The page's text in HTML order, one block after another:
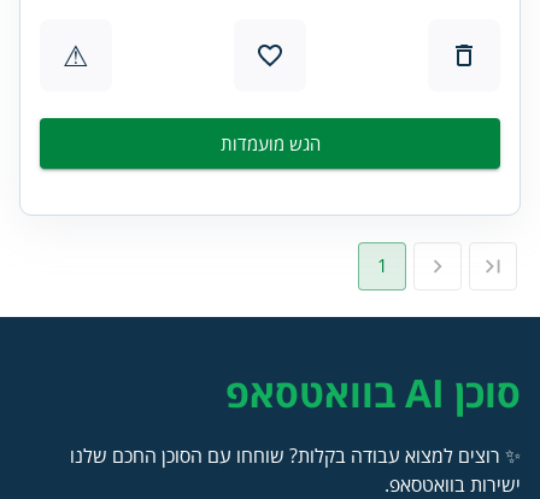
⚠
הגש מועמדות
1
סוכן AI בוואטסאפ
✨ רוצים למצוא עבודה בקלות? שוחחו עם הסוכן החכם שלנו
ישירות בוואטסאפ.